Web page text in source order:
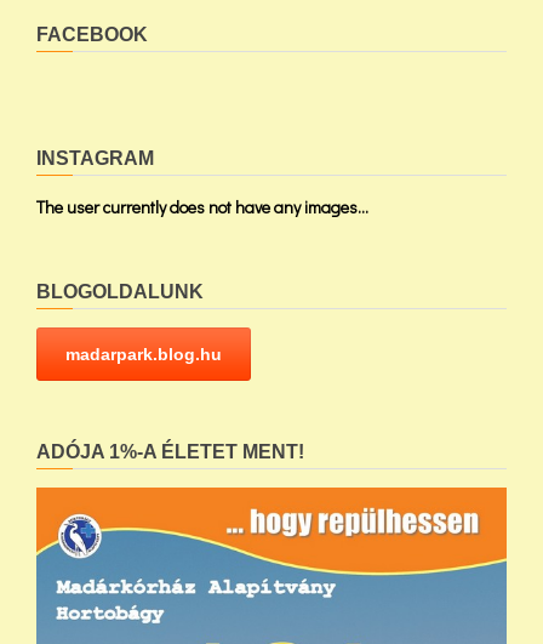
FACEBOOK
INSTAGRAM
The user currently does not have any images...
BLOGOLDALUNK
madarpark.blog.hu
ADÓJA 1%-A ÉLETET MENT!